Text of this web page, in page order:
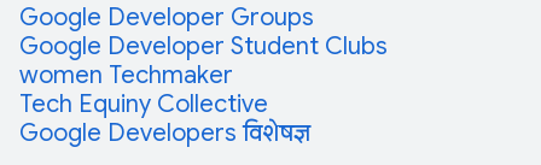
Google Developer Groups
Google Developer Student Clubs
women Techmaker
Tech Equiny Collective
Google Developers विशेषज्ञ